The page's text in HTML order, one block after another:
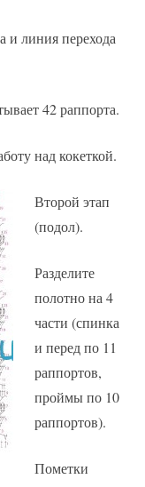
и линия перехода
42 раппорта.
над кокеткой.
Второй этап
(подол).
Разделите
полотно на 4
части (спинка
и перед по 11
раппортов,
проймы по 10
раппортов).
Пометки